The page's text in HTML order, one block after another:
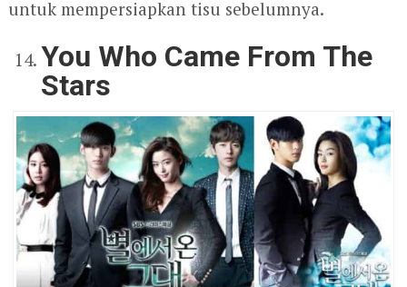
untuk mempersiapkan tisu sebelumnya.
You Who Came From The
Stars